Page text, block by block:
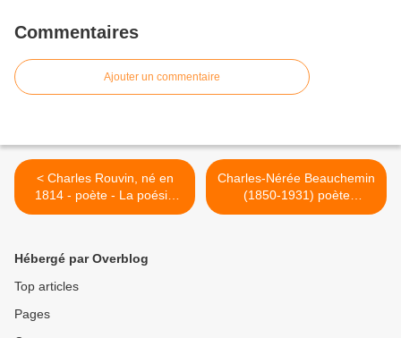
Commentaires
Ajouter un commentaire
< Charles Rouvin, né en
1814 - poète - La poésie
des fleurs, 1894 - Perce
Charles-Nérée Beauchemin
(1850-1931) poète
québécois. >
Hébergé par Overblog
Top articles
Pages